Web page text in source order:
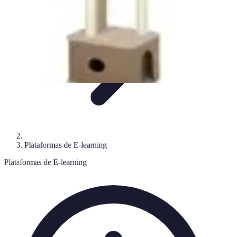
Plataformas de E-learning
Plataformas de E-learning